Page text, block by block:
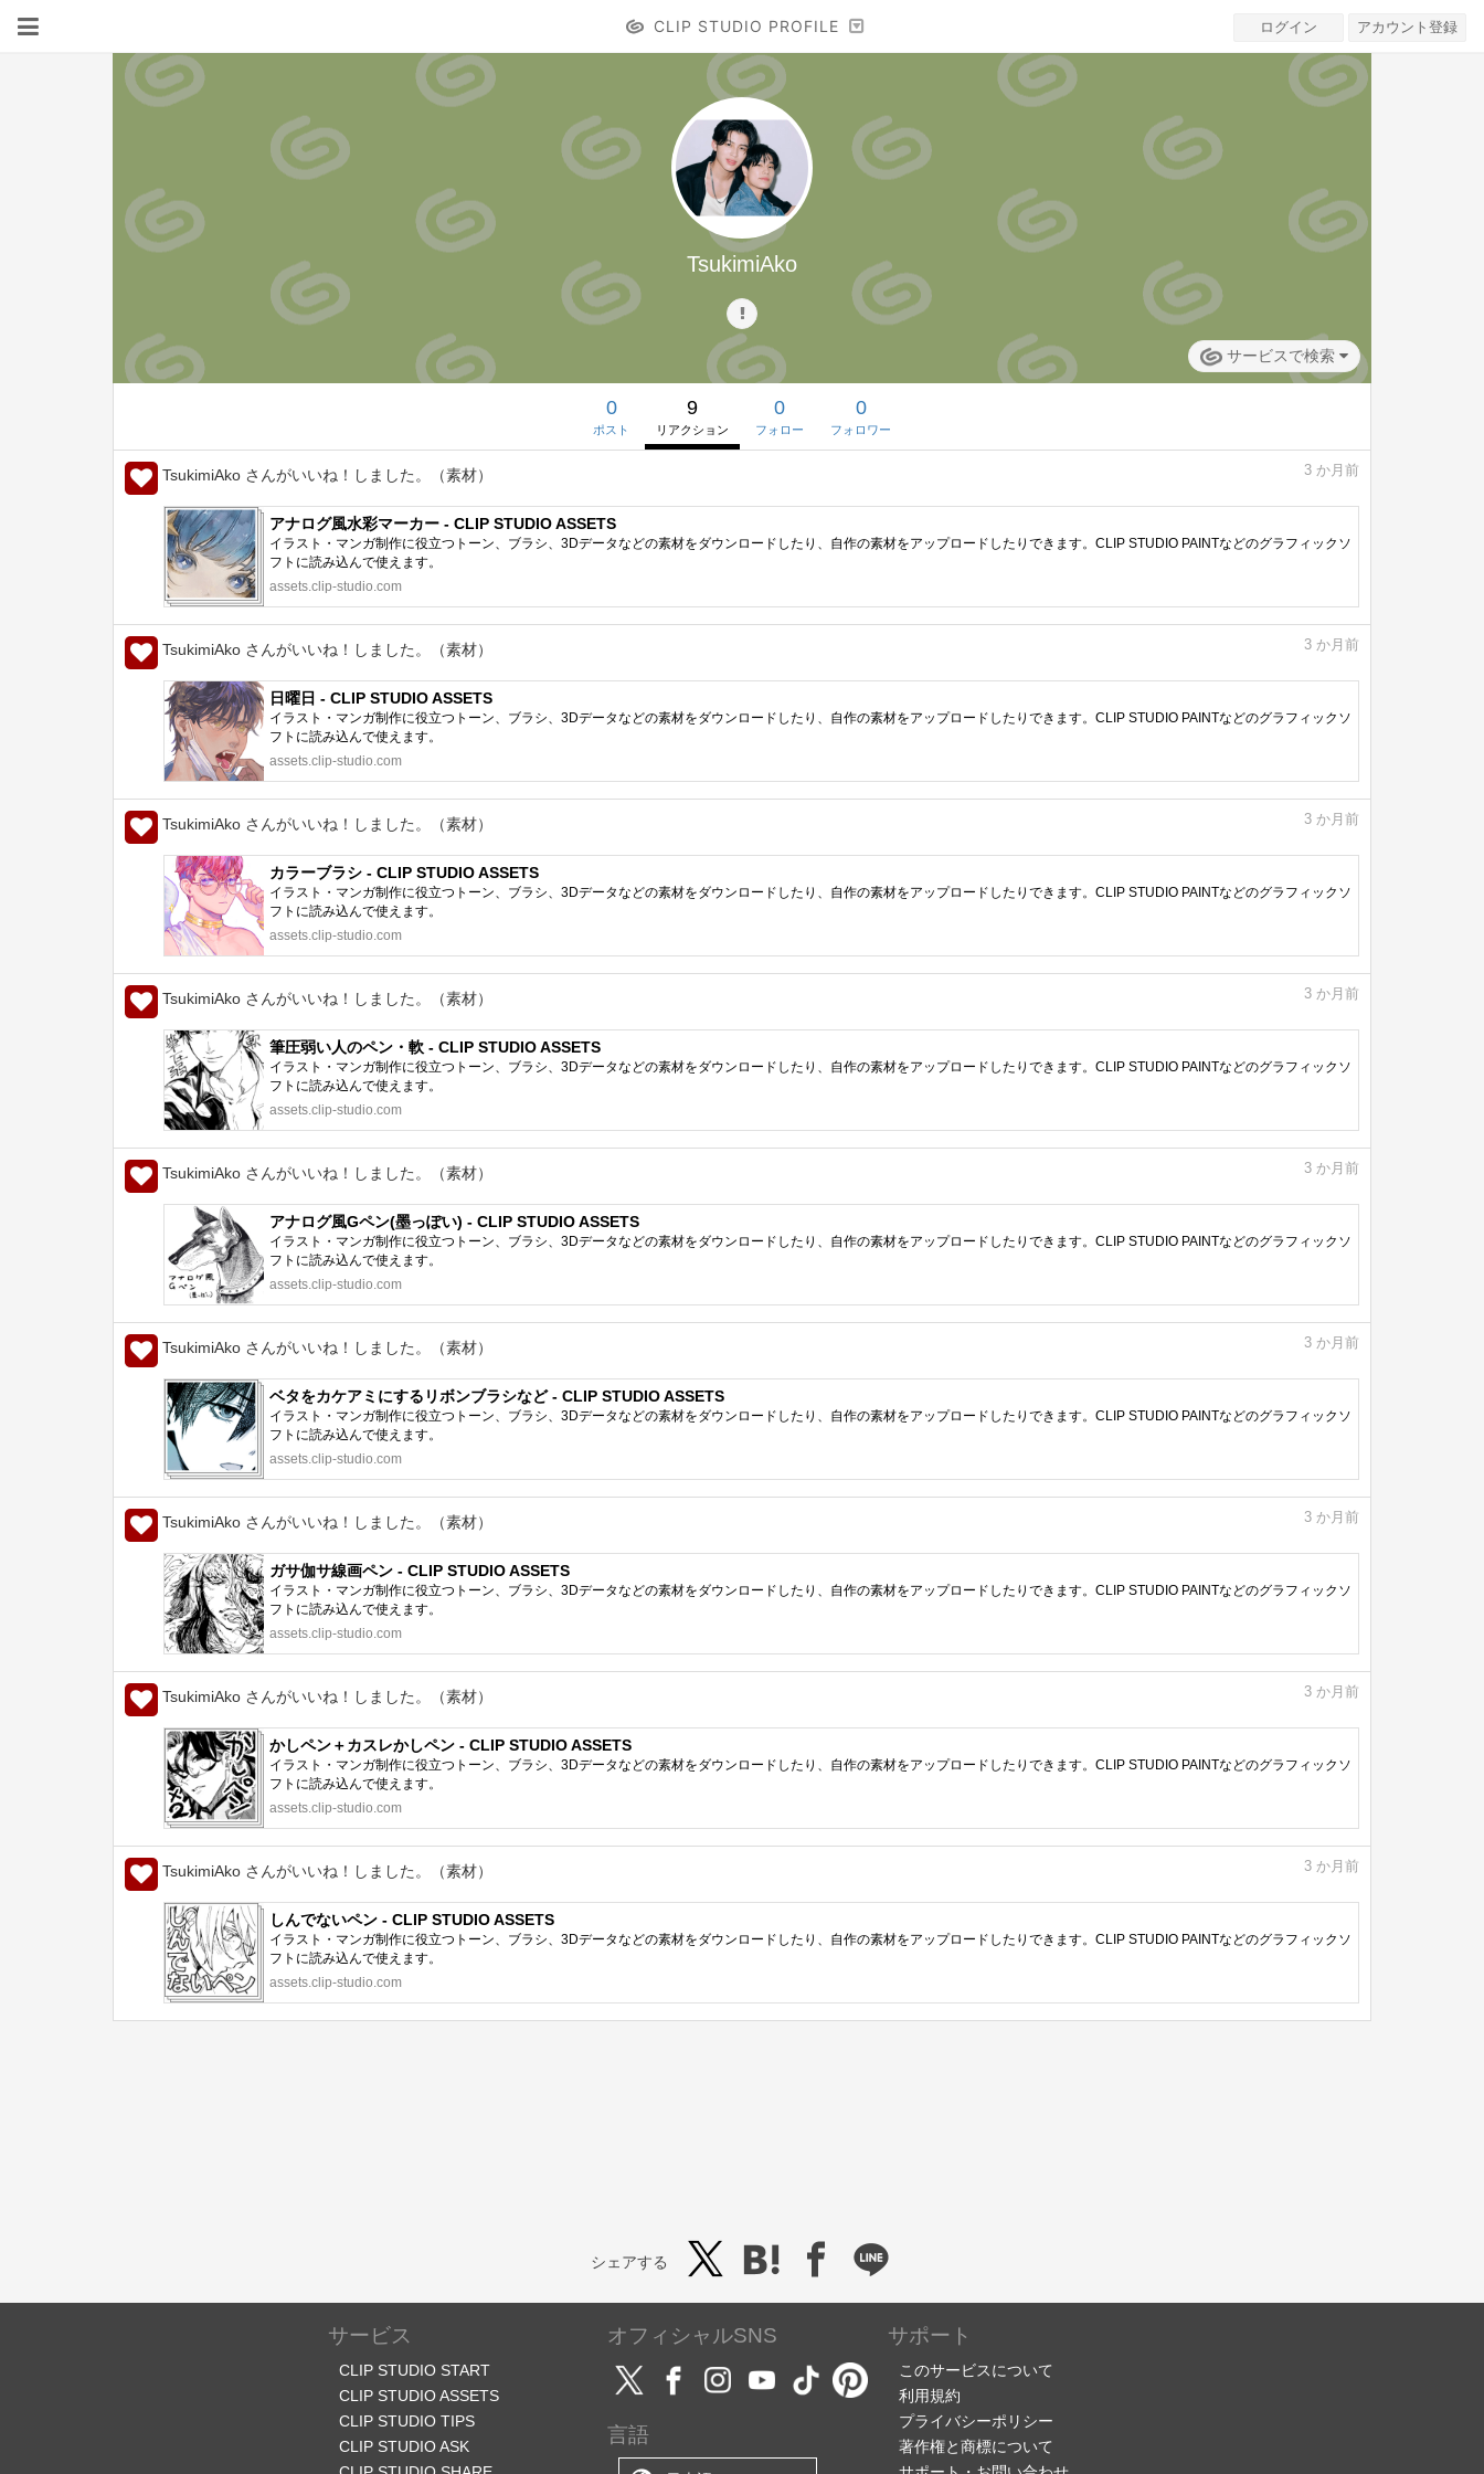
CLIP STUDIO PROFILE ログイン アカウント登録
TsukimiAko
サービスで検索
0
ポスト
9
リアクション
0
フォロー
0
フォロワー
TsukimiAko さんがいいね！しました。（素材） 3 か月前
アナログ風水彩マーカー - CLIP STUDIO ASSETS
イラスト・マンガ制作に役立つトーン、ブラシ、3Dデータなどの素材をダウンロードしたり、自作の素材をアップロードしたりできます。CLIP STUDIO PAINTなどのグラフィックソ
フトに読み込んで使えます。
assets.clip-studio.com
TsukimiAko さんがいいね！しました。（素材） 3 か月前
日曜日 - CLIP STUDIO ASSETS
イラスト・マンガ制作に役立つトーン、ブラシ、3Dデータなどの素材をダウンロードしたり、自作の素材をアップロードしたりできます。CLIP STUDIO PAINTなどのグラフィックソ
フトに読み込んで使えます。
assets.clip-studio.com
TsukimiAko さんがいいね！しました。（素材） 3 か月前
カラーブラシ - CLIP STUDIO ASSETS
イラスト・マンガ制作に役立つトーン、ブラシ、3Dデータなどの素材をダウンロードしたり、自作の素材をアップロードしたりできます。CLIP STUDIO PAINTなどのグラフィックソ
フトに読み込んで使えます。
assets.clip-studio.com
TsukimiAko さんがいいね！しました。（素材） 3 か月前
筆圧弱い人のペン・軟 - CLIP STUDIO ASSETS
イラスト・マンガ制作に役立つトーン、ブラシ、3Dデータなどの素材をダウンロードしたり、自作の素材をアップロードしたりできます。CLIP STUDIO PAINTなどのグラフィックソ
フトに読み込んで使えます。
assets.clip-studio.com
TsukimiAko さんがいいね！しました。（素材） 3 か月前
アナログ風Gペン(墨っぽい) - CLIP STUDIO ASSETS
イラスト・マンガ制作に役立つトーン、ブラシ、3Dデータなどの素材をダウンロードしたり、自作の素材をアップロードしたりできます。CLIP STUDIO PAINTなどのグラフィックソ
フトに読み込んで使えます。
assets.clip-studio.com
TsukimiAko さんがいいね！しました。（素材） 3 か月前
ベタをカケアミにするリボンブラシなど - CLIP STUDIO ASSETS
イラスト・マンガ制作に役立つトーン、ブラシ、3Dデータなどの素材をダウンロードしたり、自作の素材をアップロードしたりできます。CLIP STUDIO PAINTなどのグラフィックソ
フトに読み込んで使えます。
assets.clip-studio.com
TsukimiAko さんがいいね！しました。（素材） 3 か月前
ガサ伽サ線画ペン - CLIP STUDIO ASSETS
イラスト・マンガ制作に役立つトーン、ブラシ、3Dデータなどの素材をダウンロードしたり、自作の素材をアップロードしたりできます。CLIP STUDIO PAINTなどのグラフィックソ
フトに読み込んで使えます。
assets.clip-studio.com
TsukimiAko さんがいいね！しました。（素材） 3 か月前
かしペン＋カスレかしペン - CLIP STUDIO ASSETS
イラスト・マンガ制作に役立つトーン、ブラシ、3Dデータなどの素材をダウンロードしたり、自作の素材をアップロードしたりできます。CLIP STUDIO PAINTなどのグラフィックソ
フトに読み込んで使えます。
assets.clip-studio.com
TsukimiAko さんがいいね！しました。（素材） 3 か月前
しんでないペン - CLIP STUDIO ASSETS
イラスト・マンガ制作に役立つトーン、ブラシ、3Dデータなどの素材をダウンロードしたり、自作の素材をアップロードしたりできます。CLIP STUDIO PAINTなどのグラフィックソ
フトに読み込んで使えます。
assets.clip-studio.com
シェアする
サービス
CLIP STUDIO START
CLIP STUDIO ASSETS
CLIP STUDIO TIPS
CLIP STUDIO ASK
オフィシャルSNS
言語
サポート
このサービスについて
利用規約
プライバシーポリシー
著作権と商標について